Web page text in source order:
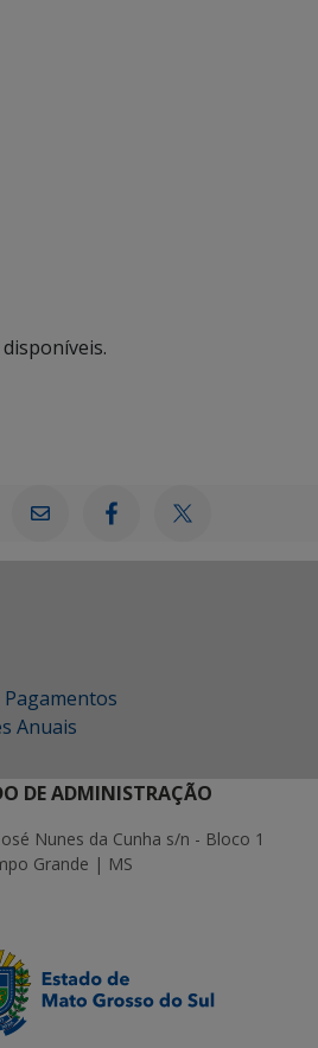
Anuais
DE ADMINISTRAÇÃO
Nunes da Cunha s/n - Bloco 1
Grande | MS